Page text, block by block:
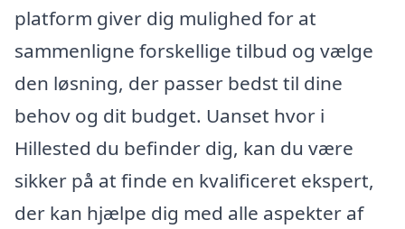
platform giver dig mulighed for at
sammenligne forskellige tilbud og vælge
den løsning, der passer bedst til dine
behov og dit budget. Uanset hvor i
Hillested du befinder dig, kan du være
sikker på at finde en kvalificeret ekspert,
der kan hjælpe dig med alle aspekter af